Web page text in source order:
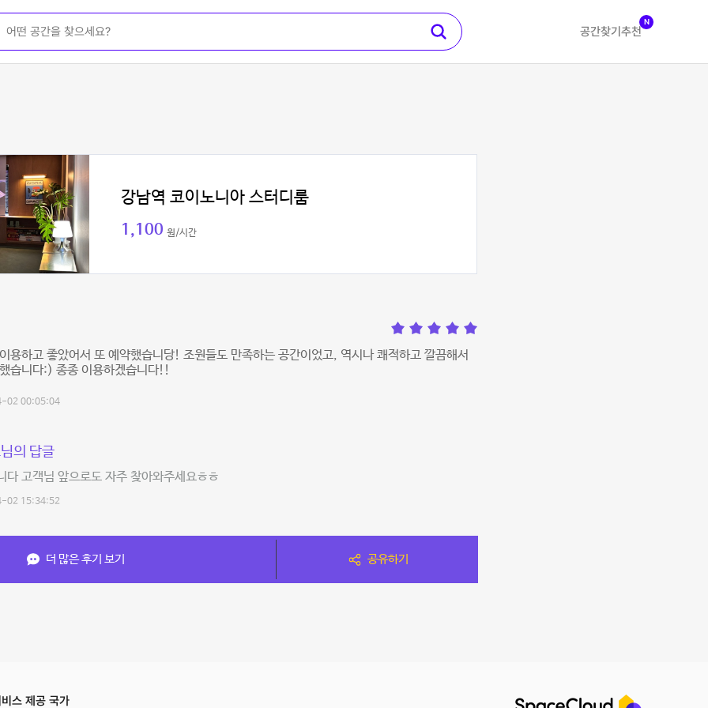
공간찾기 추천
N
강남역 코이노니아 스터디룸
1,100 원/시간
용하고 좋았어서 또 예약했습니당! 조원들도 만족하는 공간이었고, 역시나 쾌적하고 깔끔해서
습니다:) 종종 이용하겠습니다!!
02 00:05:04
의 답글
다 고객님 앞으로도 자주 찾아와주세요ㅎㅎ
02 15:34:52
더 많은 후기 보기 공유하기
스 제공 국가